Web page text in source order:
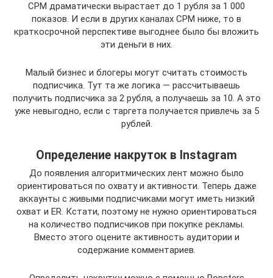
CPM драматически вырастает до 1 рубля за 1 000
показов. И если в других каналах CPM ниже, то в
краткосрочной перспективе выгоднее было бы вложить
эти деньги в них.
Малый бизнес и блогеры могут считать стоимость
подписчика. Тут та же логика — рассчитываешь
получить подписчика за 2 рубля, а получаешь за 10. А это
уже невыгодно, если с таргета получается привлечь за 5
рублей.
Определение накруток в Instagram
До появления алгоритмических лент можно было
ориентироваться по охвату и активности. Теперь даже
аккаунты с живыми подписчиками могут иметь низкий
охват и ER. Кстати, поэтому не нужно ориентироваться
на количество подписчиков при покупке рекламы.
Вместо этого оцените активность аудитории и
содержание комментариев.